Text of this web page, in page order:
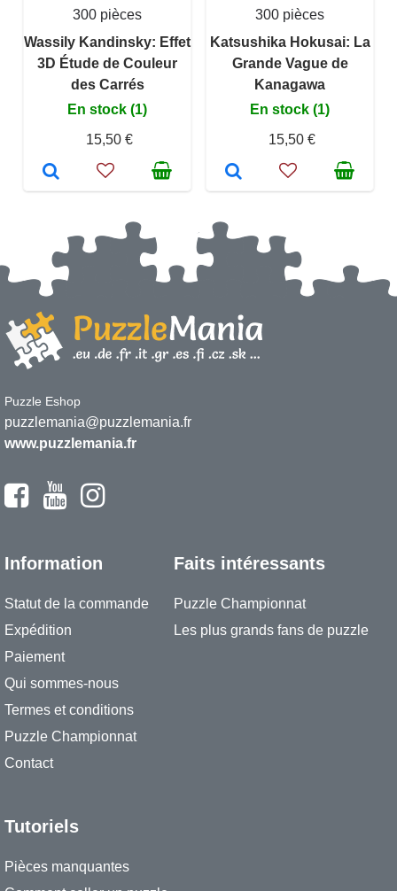
300 pièces
Wassily Kandinsky: Effet
3D Étude de Couleur
des Carrés
En stock (1)
15,50 €
300 pièces
Katsushika Hokusai: La
Grande Vague de
Kanagawa
En stock (1)
15,50 €
Puzzle Eshop
puzzlemania@puzzlemania.fr
www.puzzlemania.fr
Information
Statut de la commande
Expédition
Paiement
Qui sommes-nous
Termes et conditions
Puzzle Championnat
Contact
Faits intéressants
Puzzle Championnat
Les plus grands fans de puzzle
Tutoriels
Pièces manquantes